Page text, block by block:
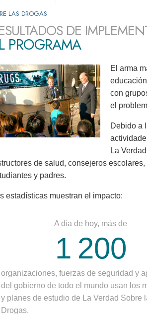
LAS DROGAS
DE
PROGRAMA
El arma
con
el
Debido a
La
de salud, consejeros
y padres.
estadísticas muestran el impacto:
A día de hoy, más de
1 200
organizaciones, fuerzas de seguridad y
del gobierno de todo el mundo usan los
y planes de estudio de La Verdad Sobre
Drogas.